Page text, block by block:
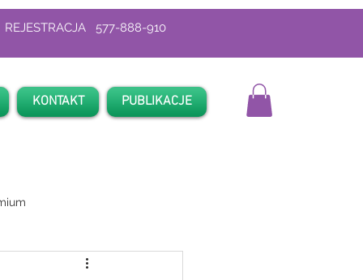
REJESTRACJA 577-888-910
KONTAKT PUBLIKACJE